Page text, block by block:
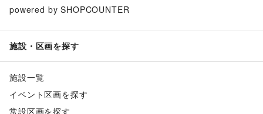
powered by SHOPCOUNTER
施設・区画を探す
施設一覧
イベント区画を探す
常設区画を探す